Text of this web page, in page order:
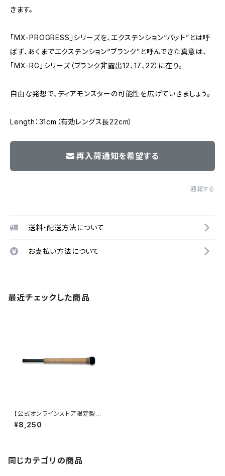
きます。
「MX-PROGRESS」シリーズを、エクステンション“バット”とは呼
ばず、あくまでエクステンション“ブランク”と呼んできた真意は、
「MX-RG」シリーズ（ブランク非露出12、17、22）に在り。
自由な発想で、ディアモンスターの可能性を広げていきましょう。
Length：31cm（有効レングス長22cm）
再入荷通知を希望する
通報する
送料・配送方法について
お支払い方法について
最近チェックした商品
【公式オンラインストア限定製
品】MX-RG22 (Dear Monste
r)
¥8,250
同じカテゴリの商品